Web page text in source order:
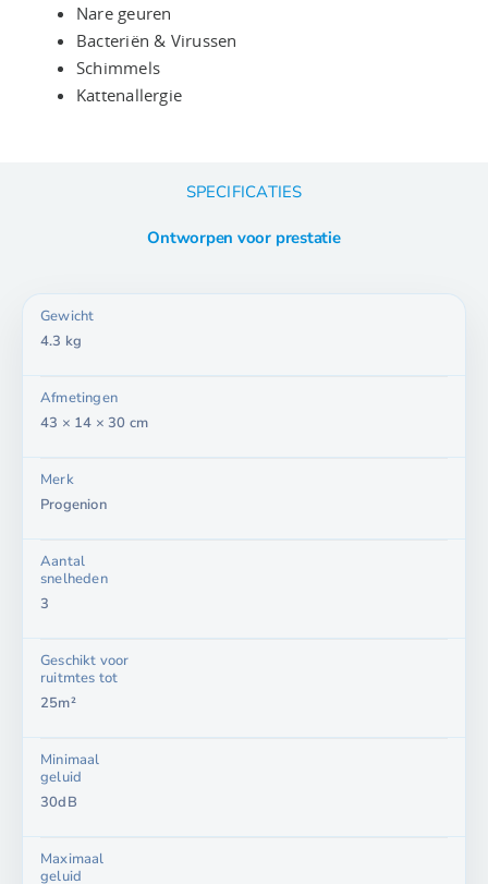
Nare geuren
Bacteriën & Virussen
Schimmels
Kattenallergie
SPECIFICATIES
Ontworpen voor prestatie
Gewicht
4.3 kg
Afmetingen
43 × 14 × 30 cm
Merk
Progenion
Aantal
snelheden
3
Geschikt voor
ruitmtes tot
25m²
Minimaal
geluid
30dB
Maximaal
geluid